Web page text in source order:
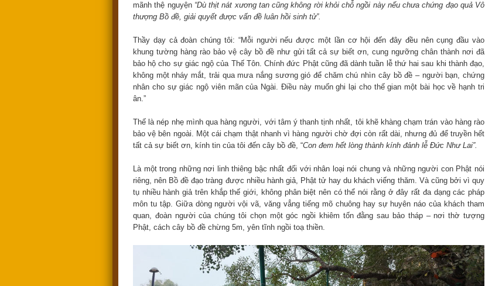
mãnh thệ nguyện “Dù thịt nát xương tan cũng không rời khỏi chỗ ngồi này nếu chưa chứng đạo quả Vô
thượng Bồ đề, giải quyết được vấn đề luân hồi sinh tử”.
Thầy dạy cả đoàn chúng tôi: “Mỗi người nếu được một lần cơ hội đến đây đều nên cụng đầu vào
khung tường hàng rào bảo vệ cây bồ đề như gửi tất cả sự biết ơn, cung ngưỡng chân thành nơi đã
bảo hộ cho sự giác ngộ của Thế Tôn. Chính đức Phật cũng đã dành tuần lễ thứ hai sau khi thành đạo,
không một nháy mắt, trải qua mưa nắng sương gió để chăm chú nhìn cây bồ đề – người bạn, chứng
nhân cho sự giác ngộ viên mãn của Ngài. Điều này muốn ghi lại cho thế gian một bài học về hạnh tri
ân.”
Thế là nép nhẹ mình qua hàng người, với tâm ý thanh tịnh nhất, tôi khẽ khàng chạm trán vào hàng rào
bảo vệ bên ngoài. Một cái chạm thật nhanh vì hàng người chờ đợi còn rất dài, nhưng đủ để truyền hết
tất cả sự biết ơn, kính tin của tôi đến cây bồ đề, “Con đem hết lòng thành kính đảnh lễ Đức Như Lai”.
Là một trong những nơi linh thiêng bậc nhất đối với nhân loại nói chung và những người con Phật nói
riêng, nên Bồ đề đạo tràng được nhiều hành giả, Phật tử hay du khách viếng thăm. Và cũng bởi vì quy
tụ nhiều hành giả trên khắp thế giới, không phân biệt nên có thể nói rằng ở đây rất đa dạng các pháp
môn tu tập. Giữa dòng người vội vã, văng vẳng tiếng mõ chuông hay sự huyên náo của khách tham
quan, đoàn người của chúng tôi chọn một góc ngồi khiêm tốn đằng sau bảo tháp – nơi thờ tượng
Phật, cách cây bồ đề chừng 5m, yên tĩnh ngồi toạ thiền.